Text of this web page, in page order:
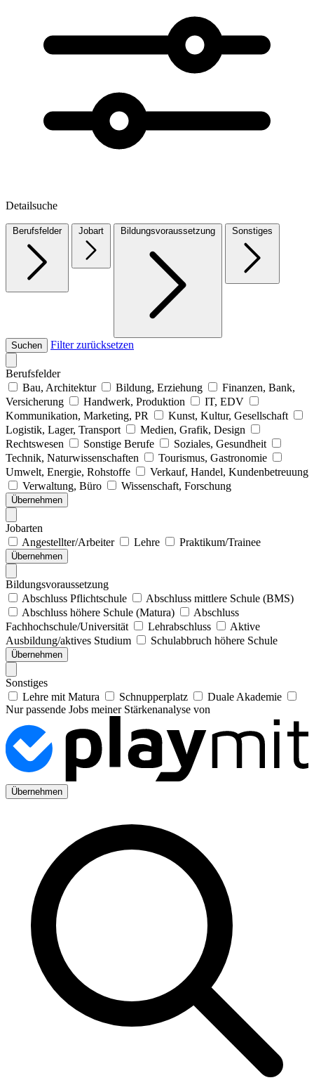
Detailsuche
Berufsfelder Jobart Bildungsvoraussetzung Sonstiges
Suchen Filter zurücksetzen
Berufsfelder
Bau, Architektur
Bildung, Erziehung
Finanzen, Bank,
Versicherung
Handwerk, Produktion
IT, EDV
Kommunikation, Marketing, PR
Kunst, Kultur, Gesellschaft
Logistik, Lager, Transport
Medien, Grafik, Design
Rechtswesen
Sonstige Berufe
Soziales, Gesundheit
Technik, Naturwissenschaften
Tourismus, Gastronomie
Umwelt, Energie, Rohstoffe
Verkauf, Handel, Kundenbetreuung
Verwaltung, Büro
Wissenschaft, Forschung
Übernehmen
Jobarten
Angestellter/Arbeiter
Lehre Praktikum/Trainee
Übernehmen
Bildungsvoraussetzung
Abschluss Pflichtschule
Abschluss mittlere Schule (BMS)
Abschluss höhere Schule (Matura)
Abschluss
Fachhochschule/Universität
Lehrabschluss
Aktive
Ausbildung/aktives Studium
Schulabbruch höhere Schule
Übernehmen
Sonstiges
Lehre mit Matura
Schnupperplatz
Duale Akademie
Nur passende Jobs meiner Stärkenanalyse von
Übernehmen